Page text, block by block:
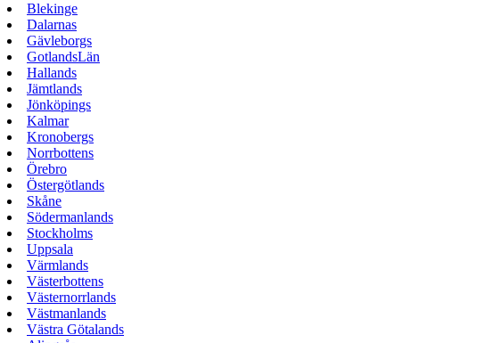
Blekinge
Dalarnas
Gävleborgs
GotlandsLän
Hallands
Jämtlands
Jönköpings
Kalmar
Kronobergs
Norrbottens
Örebro
Östergötlands
Skåne
Södermanlands
Stockholms
Uppsala
Värmlands
Västerbottens
Västernorrlands
Västmanlands
Västra Götalands